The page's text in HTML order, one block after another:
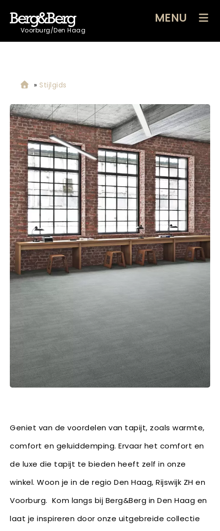
Voorburg/Den Haag
MENU
» Stijlgids
Geniet van de voordelen van tapijt, zoals warmte,
comfort en geluiddemping. Ervaar het comfort en
de luxe die tapijt te bieden heeft zelf in onze
winkel. Woon je in de regio Den Haag, Rijswijk ZH en
Voorburg. Kom langs bij Berg&Berg in Den Haag en
laat je inspireren door onze uitgebreide collectie